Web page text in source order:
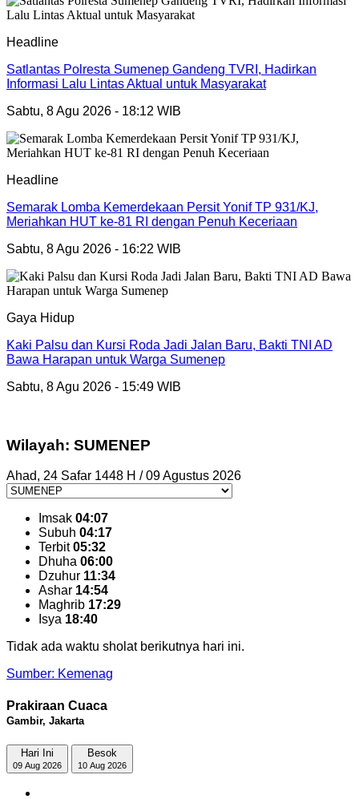
Headline
Satlantas Polresta Sumenep Gandeng TVRI, Hadirkan
Informasi Lalu Lintas Aktual untuk Masyarakat
Sabtu, 8 Agu 2026 - 18:12 WIB
Headline
Semarak Lomba Kemerdekaan Persit Yonif TP 931/KJ,
Meriahkan HUT ke-81 RI dengan Penuh Keceriaan
Sabtu, 8 Agu 2026 - 16:22 WIB
Gaya Hidup
Kaki Palsu dan Kursi Roda Jadi Jalan Baru, Bakti TNI AD
Bawa Harapan untuk Warga Sumenep
Sabtu, 8 Agu 2026 - 15:49 WIB
Wilayah: SUMENEP
Ahad, 24 Safar 1448 H / 09 Agustus 2026
Imsak 04:07
Subuh 04:17
Terbit05:32
Dhuha 06:00
Dzuhur 11:34
Ashar 14:54
Maghrib 17:29
Isya 18:40
Tidak ada waktu sholat berikutnya hari ini.
Sumber: Kemenag
Prakiraan Cuaca
Gambir, Jakarta
Hari Ini
09 Aug 2026
Besok
10 Aug 2026